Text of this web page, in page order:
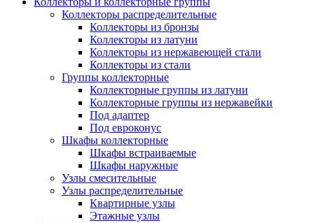
Коллекторы распределительные
Коллекторы из бронзы
Коллекторы из латуни
Коллекторы из нержавеющей стали
Коллекторы из стали
Группы коллекторные
Коллекторные группы из латуни
Коллекторные группы из нержавейки
Под адаптер
Под евроконус
Шкафы коллекторные
Шкафы встраиваемые
Шкафы наружные
Узлы смесительные
Узлы распределительные
Квартирные узлы
Этажные узлы